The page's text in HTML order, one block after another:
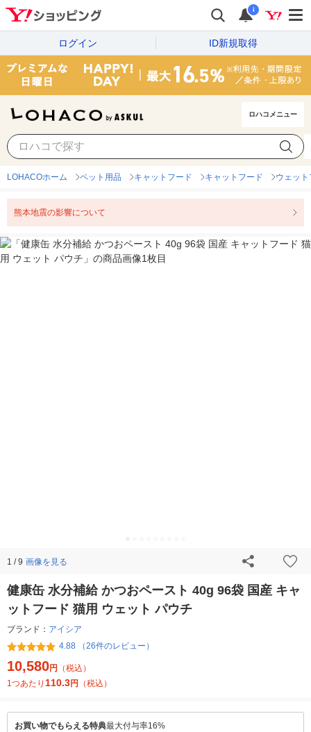
i
ログイン ID新規取得
ロハコメニュー
LOHACOホーム ペット用品 キャットフード キャットフード ウェッ
熊本地震の影響について
1 / 9 画像を見る
健康缶 水分補給 かつおペースト 40g 96袋 国産 キャ
ットフード 猫用 ウェット パウチ
ブランド： アイシア
4.88 （26件のレビュー）
10,580円
（税込）
1つあたり 110.3円 （税込）
お買い物でもらえる特典最大付与率16%